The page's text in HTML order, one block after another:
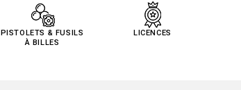
PISTOLETS & FUSILS
À BILLES
LICENCES